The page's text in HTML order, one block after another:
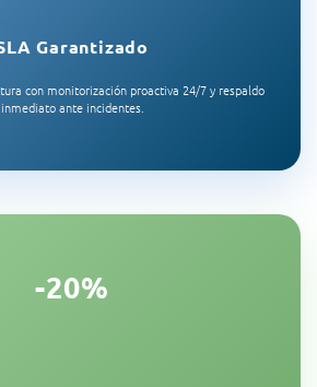
Garantizado
con monitorización proactiva 24/7 y respaldo
inmediato ante incidentes.
-20%